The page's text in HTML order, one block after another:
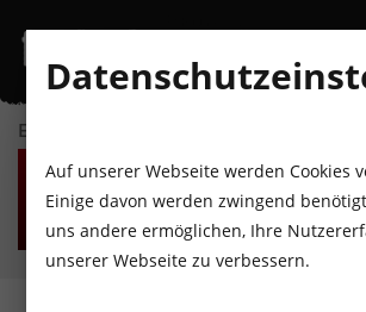
EVENTKALENDER
MO
10
AUGUST
DI
11
AUGUST
MI
12
AUGUST
DO
Auf unserer Webseite werden Cookies
Einige davon werden zwingend
uns andere ermöglichen, Ihre
unserer Webseite zu verbessern.